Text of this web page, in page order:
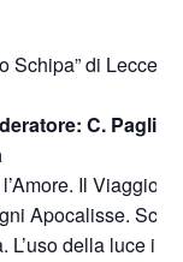
Schipa” di Lecce
C.
Il Viaggio
Apocalisse.
L’uso della luce in